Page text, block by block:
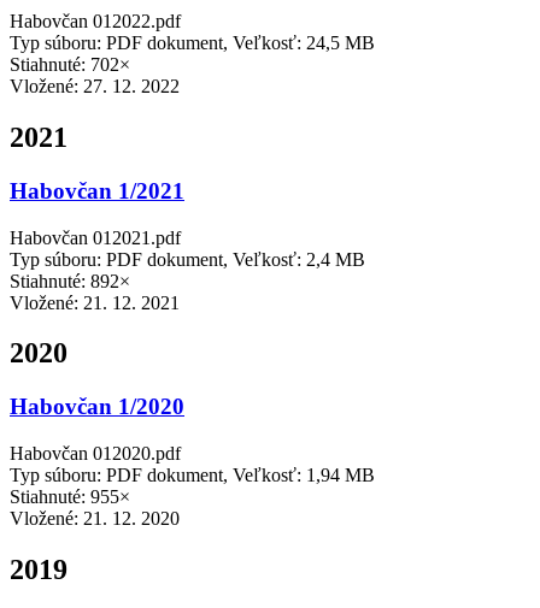
Habovčan 012022.pdf
Typ súboru: PDF dokument, Veľkosť: 24,5 MB
Stiahnuté: 702×
Vložené: 27. 12. 2022
2021
Habovčan 1/2021
Habovčan 012021.pdf
Typ súboru: PDF dokument, Veľkosť: 2,4 MB
Stiahnuté: 892×
Vložené: 21. 12. 2021
2020
Habovčan 1/2020
Habovčan 012020.pdf
Typ súboru: PDF dokument, Veľkosť: 1,94 MB
Stiahnuté: 955×
Vložené: 21. 12. 2020
2019